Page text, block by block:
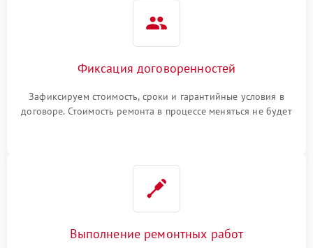
Фиксация договоренностей
Зафиксируем стоимость, сроки и гарантийные условия в
договоре. Стоимость ремонта в процессе меняться не будет
Выполнение ремонтных работ